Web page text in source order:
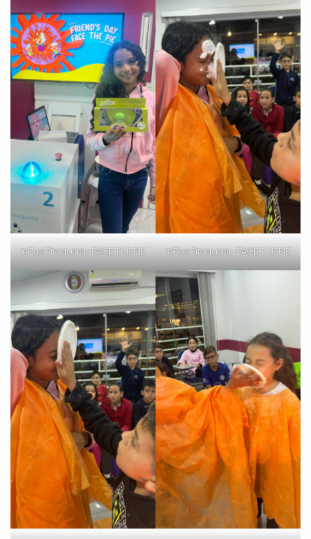
inFlux Piraquara - FACE THE PIE inFlux Piraquara - FACE THE PIE